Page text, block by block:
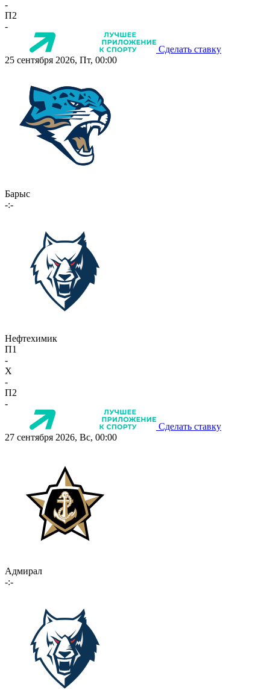
-
П2
-
Сделать ставку
25 сентября 2026, Пт, 00:00
Барыс
-:-
Нефтехимик
П1
-
X
-
П2
-
Сделать ставку
27 сентября 2026, Вс, 00:00
Адмирал
-:-